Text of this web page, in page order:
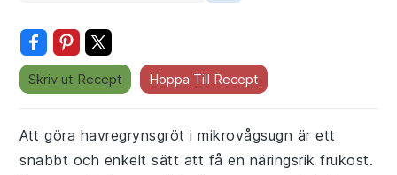
Skriv ut Recept Hoppa Till Recept
Att göra havregrynsgröt i mikrovågsugn är ett
snabbt och enkelt sätt att få en näringsrik frukost.